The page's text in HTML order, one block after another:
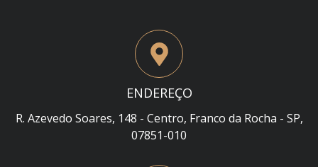
ENDEREÇO
R. Azevedo Soares, 148 - Centro, Franco da Rocha - SP,
07851-010